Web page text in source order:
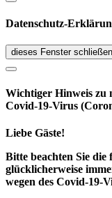
Datenschutz-
dieses Fenster schließen
Wichtiger Hinweis zu
Covid-19-Virus
Liebe Gäste!
Bitte beachten Sie die
glücklicherweise
wegen des Covid-19-